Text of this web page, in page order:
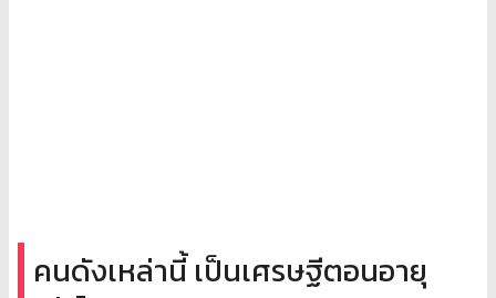
คนดังเหล่านี้ เป็นเศรษฐีตอนอายุ